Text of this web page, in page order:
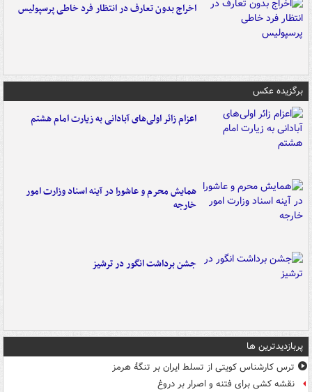
اخراج بدون تعارف در انتظار فرد خاطی پرسپولیس
برگزیده عکس
اعزام زائر اولی‌های آبادانی به زیارت امام هشتم
همایش محرم و عاشورا در آینه اسناد وزارت امور
خارجه
جشن برداشت انگور در ترشیز
پربازدیدترین ها
ترس کارشناس کویتی از تسلط ایران بر تنگۀ هرمز
نقشه کشی برای فتنه و اصرار بر دروغ